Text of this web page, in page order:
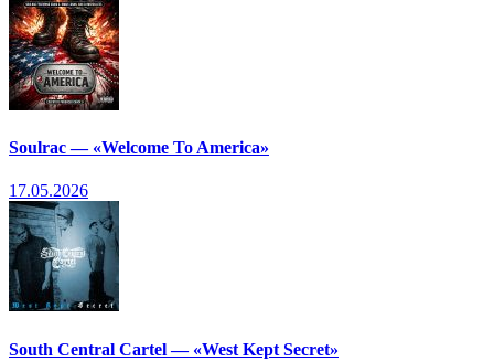
Soulrac — «Welcome To America»
17.05.2026
South Central Cartel — «West Kept Secret»